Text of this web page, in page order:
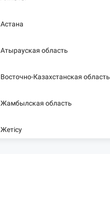
Астана
Атырауская область
Восточно-Казахстанская область
Жамбылская область
Жетісу